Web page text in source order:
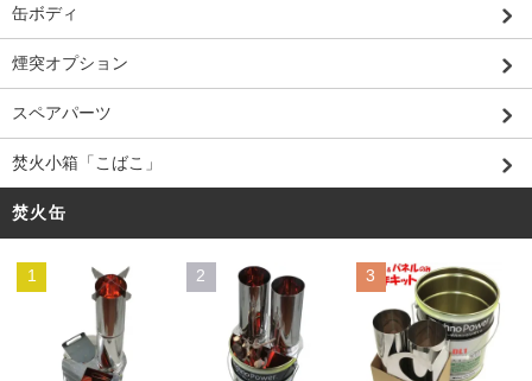
缶ボディ
煙突オプション
スペアパーツ
焚火小箱「こばこ」
焚火缶
1 2 3